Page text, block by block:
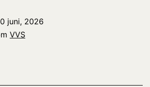
juni, 2026
VVS